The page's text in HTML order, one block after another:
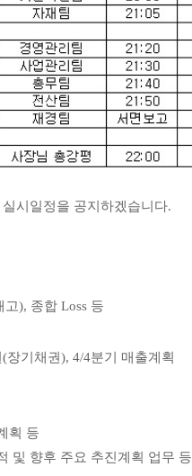
시일정을 공지하겠습니다.
), 종합 Loss 등
기채권), 4/4분기 매출계획
획 등
및 향후 주요 추진계획 업무 등